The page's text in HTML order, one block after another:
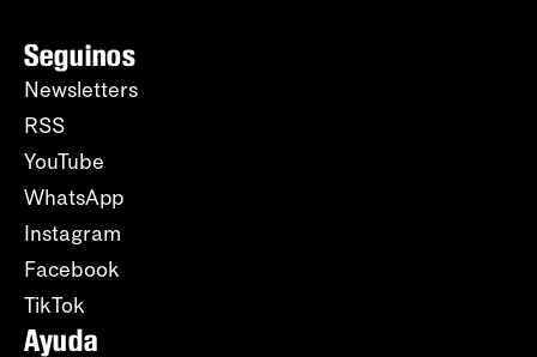
Seguinos
Newsletters
RSS
YouTube
WhatsApp
Instagram
Facebook
TikTok
Ayuda